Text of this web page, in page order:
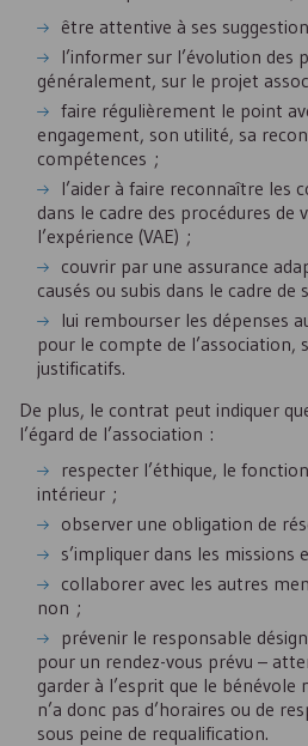
être attentive à ses
l’informer sur l’évolution des
généralement, sur le projet
faire régulièrement le point
engagement, son utilité, sa
compétences ;
l’aider à faire reconnaître les
dans le cadre des procédures de
l’expérience (VAE) ;
couvrir par une assurance
causés ou subis dans le cadre de
lui rembourser les dépenses
pour le compte de l’association,
justificatifs.
De plus, le contrat peut indiquer
l’égard de l’association :
respecter l’éthique, le
intérieur ;
observer une obligation de
s’impliquer dans les missions
collaborer avec les autres
non ;
prévenir le responsable
pour un rendez-vous prévu –
garder à l’esprit que le bénévole
n’a donc pas d’horaires ou de
sous peine de requalification.